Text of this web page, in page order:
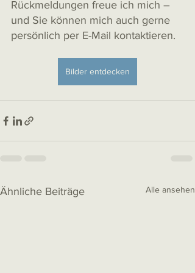
Rückmeldungen freue ich mich –
und Sie können mich auch gerne
persönlich per E-Mail kontaktieren.
Bilder entdecken
Ähnliche Beiträge Alle ansehen